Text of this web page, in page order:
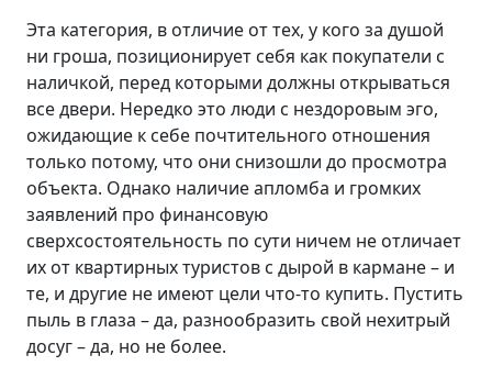
Эта категория, в отличие от тех, у кого за душой
ни гроша, позиционирует себя как покупатели с
наличкой, перед которыми должны открываться
все двери. Нередко это люди с нездоровым эго,
ожидающие к себе почтительного отношения
только потому, что они снизошли до просмотра
объекта. Однако наличие апломба и громких
заявлений про финансовую
сверхсостоятельность по сути ничем не отличает
их от квартирных туристов с дырой в кармане – и
те, и другие не имеют цели что-то купить. Пустить
пыль в глаза – да, разнообразить свой нехитрый
досуг – да, но не более.